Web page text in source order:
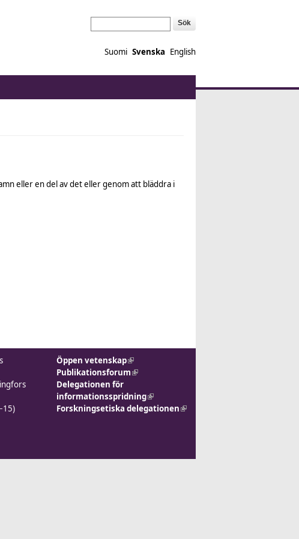
Suomi Svenska English
eller en del av det eller genom att bläddra i
Öppen vetenskap(link is external)
Publikationsforum(link is
Delegationen för
informationsspridning(link is
external)
Forskningsetiska delegationen(link is